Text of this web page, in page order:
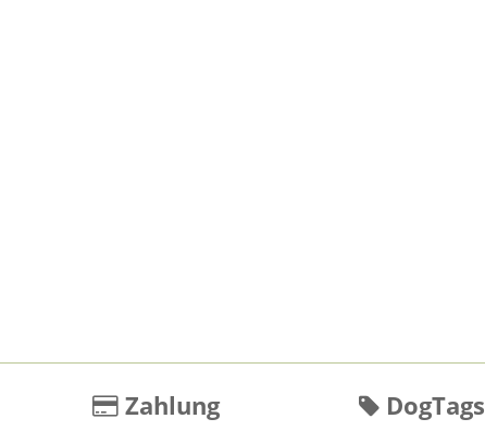
Zahlung DogTags